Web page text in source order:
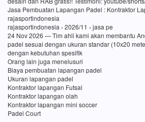
Jasa Pembuatan Lapangan Padel : Kontraktor
rajasportindonesia
rajasportindonesia › 2026/11 › jasa pe
24 Nov 2026 — Tim ahli kami akan membantu
padel sesuai dengan ukuran standar (10x20
dengan kebutuhan spesifik
Orang lain juga menelusuri
Biaya pembuatan lapangan padel
Ukuran lapangan padel
Kontraktor lapangan Futsal
Kontraktor lapangan olah
Kontraktor lapangan mini soccer
Padel Court